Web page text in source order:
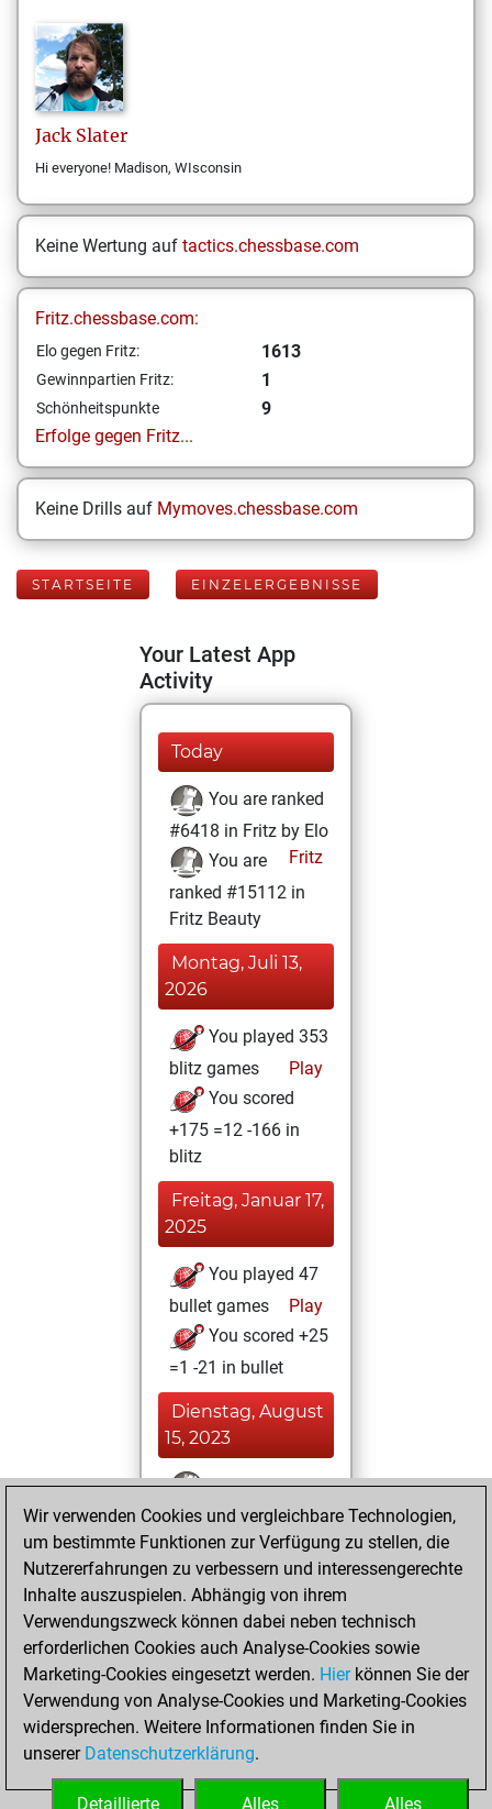
Jack Slater
Hi everyone! Madison, WIsconsin
Keine Wertung auf tactics.chessbase.com
Fritz.chessbase.com:
Elo gegen Fritz: 1613
Gewinnpartien Fritz: 1
Schönheitspunkte
9
Erfolge gegen Fritz...
Keine Drills auf Mymoves.chessbase.com
STARTSEITE EINZELERGEBNISSE
Your Latest App
Activity
Today
You are ranked
#6418 in Fritz by Elo
Fritz
You are
ranked #15112 in
Fritz Beauty
Montag, Juli 13,
2026
You played 353
blitz games
Play
You scored
+175 =12 -166 in
blitz
Freitag, Januar 17,
2025
You played 47
bullet games
Play
You scored +25
=1 -21 in bullet
Dienstag, August
15, 2023
You won
against Fritz
Fritz
You achieved a
BeautyScore of 9
You achieved a
new Elo of 1613
Sonntag, Februar
28, 2021
You created
your Fritz account
Wir verwenden Cookies und vergleichbare Technologien,
um bestimmte Funktionen zur Verfügung zu stellen, die
Nutzererfahrungen zu verbessern und interessengerechte
Inhalte auszuspielen. Abhängig von ihrem
Verwendungszweck können dabei neben technisch
erforderlichen Cookies auch Analyse-Cookies sowie
Marketing-Cookies eingesetzt werden. Hierkönnen Sie der
Verwendung von Analyse-Cookies und Marketing-Cookies
widersprechen. Weitere Informationen finden Sie in
unserer Datenschutzerklärung.
Alles
Alles
Detaillierte